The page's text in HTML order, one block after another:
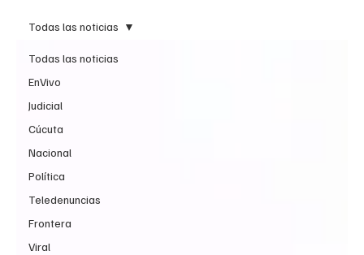
Todas las noticias
EnVivo
Judicial
Cúcuta
Nacional
Política
Teledenuncias
Frontera
Viral
Todas las noticias